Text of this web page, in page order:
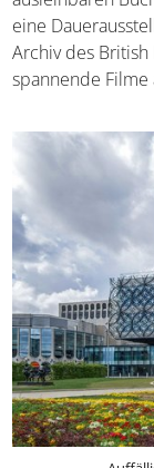
Archiv des
spannende Filme